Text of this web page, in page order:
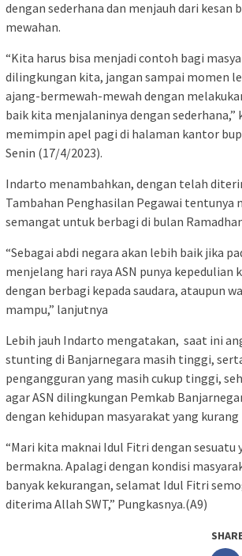
dengan sederhana dan menjauh dari kesan
mewahan.
“Kita harus bisa menjadi contoh bagi
dilingkungan kita, jangan sampai momen
ajang-bermewah-mewah dengan
baik kita menjalaninya dengan
memimpin apel pagi di halaman kantor
Senin (17/4/2023).
Indarto menambahkan, dengan telah
Tambahan Penghasilan Pegawai tentunya
semangat untuk berbagi di bulan
“Sebagai abdi negara akan lebih baik jika
menjelang hari raya ASN punya kepedulian
dengan berbagi kepada saudara, ataupun
mampu,” lanjutnya
Lebih jauh Indarto mengatakan, saat ini
stunting di Banjarnegara masih tinggi,
pengangguran yang masih cukup tinggi,
agar ASN dilingkungan Pemkab
dengan kehidupan masyarakat yang
“Mari kita maknai Idul Fitri dengan sesuatu
bermakna. Apalagi dengan kondisi
banyak kekurangan, selamat Idul Fitri
diterima Allah SWT,” Pungkasnya.(A9)